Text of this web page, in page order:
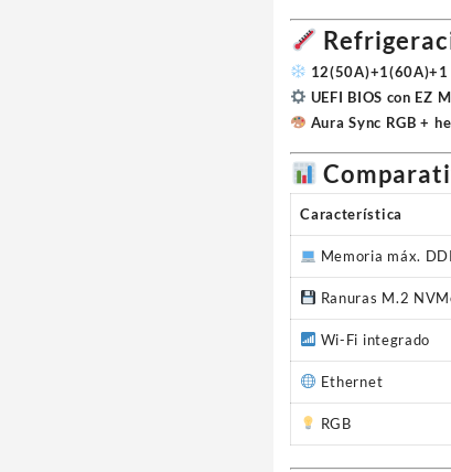
12(50A)+1(60A)+1
UEFI BIOS con EZ
Aura Sync RGB +
Característica
Memoria máx.
Ranuras M.2
Wi-Fi integrado
Ethernet
RGB